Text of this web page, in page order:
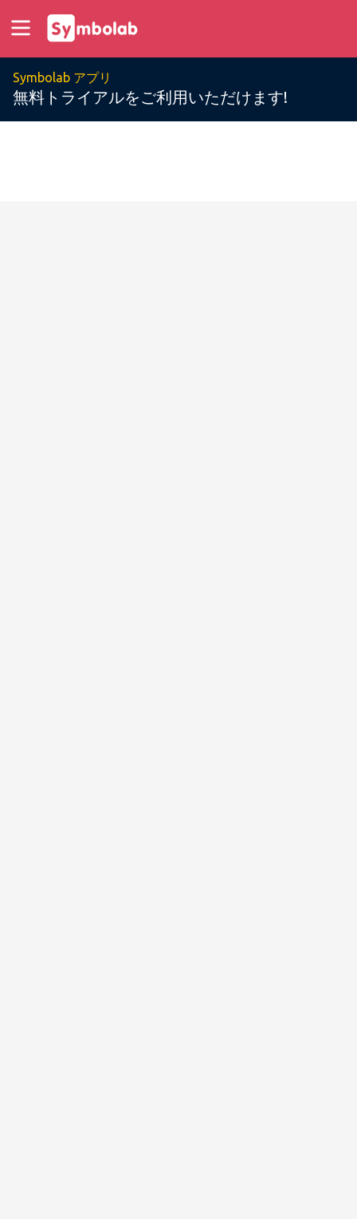
Symbolab アプリ
無料トライアルをご利用いただけます!